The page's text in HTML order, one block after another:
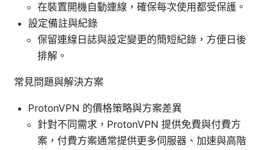
在裝置開機自動連線，確保每次使用都受保護。
設定備註與紀錄
保留連線日誌與設定變更的簡短紀錄，方便日後
排解。
常見問題與解決方案
ProtonVPN 的價格策略與方案差異
針對不同需求，ProtonVPN 提供免費與付費方
案，付費方案通常提供更多伺服器、加速與高階